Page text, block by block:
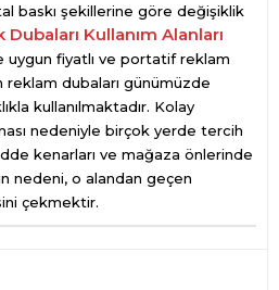
baskı şekillerine göre değişiklik
Kullanım Alanları
uygun fiyatlı ve portatif reklam
dubaları günümüzde
kullanılmaktadır. Kolay
nedeniyle birçok yerde tercih
kenarları ve mağaza önlerinde
nedeni, o alandan geçen
çekmektir.